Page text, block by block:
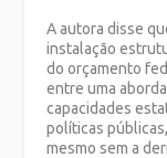
A autora disse
instalação
do orçamento
entre uma
capacidades
políticas
mesmo sem a